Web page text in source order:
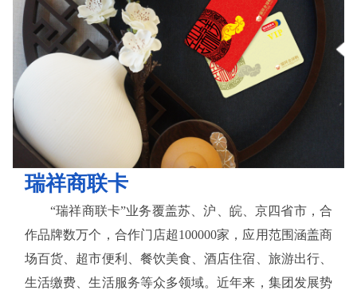
瑞祥商联卡
“瑞祥商联卡”业务覆盖苏、沪、皖、京四省市，合
作品牌数万个，合作门店超100000家，应用范围涵盖商
场百货、超市便利、餐饮美食、酒店住宿、旅游出行、
生活缴费、生活服务等众多领域。近年来，集团发展势